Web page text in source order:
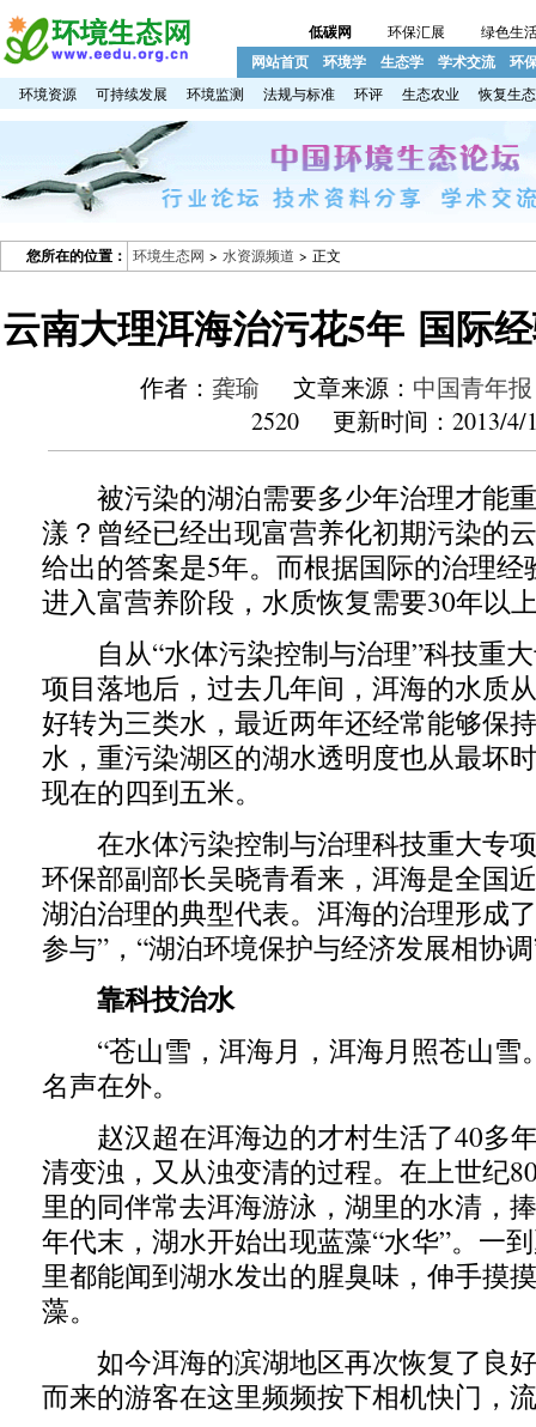
低碳网 环保汇展 绿色生
网站首页 环境学 生态学 学术交流 环
环境资源 可持续发展 环境监测 法规与标准 环评 生态农业 恢复生态
您所在的位置： 环境生态网 > 水资源频道 > 正文
云南大理洱海治污花5年 国际
作者： 龚瑜 文章来源： 中国青年报
2520 更新时间：2013/4/
被污染的湖泊需要多少年治理才能
漾？曾经已经出现富营养化初期污染的
给出的答案是5年。而根据国际的治理
进入富营养阶段，水质恢复需要30年以
自从“水体污染控制与治理”科技重大
项目落地后，过去几年间，洱海的水质
好转为三类水，最近两年还经常能够保
水，重污染湖区的湖水透明度也从最坏
现在的四到五米。
在水体污染控制与治理科技重大专
环保部副部长吴晓青看来，洱海是全国
湖泊治理的典型代表。洱海的治理形成
参与”，“湖泊环境保护与经济发展相协
靠科技治水
“苍山雪，洱海月，洱海月照苍山雪
名声在外。
赵汉超在洱海边的才村生活了40多
清变浊，又从浊变清的过程。在上世纪
里的同伴常去洱海游泳，湖里的水清，
年代末，湖水开始出现蓝藻“水华”。一
里都能闻到湖水发出的腥臭味，伸手摸
藻。
如今洱海的滨湖地区再次恢复了良
而来的游客在这里频频按下相机快门，